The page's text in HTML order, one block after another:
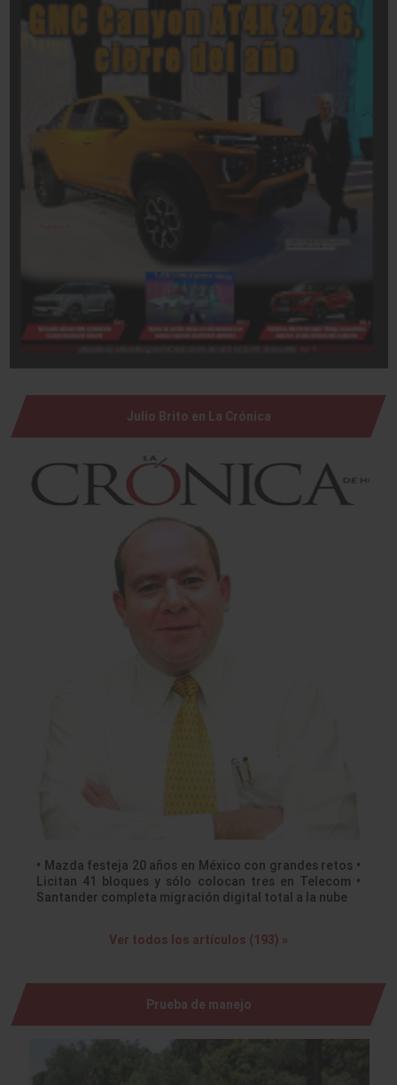
Julio Brito en La Crónica
• Mazda festeja 20 años en México con grandes retos •
Licitan 41 bloques y sólo colocan tres en Telecom •
Santander completa migración digital total a la nube
Ver todos los artículos (193) »
Prueba de manejo